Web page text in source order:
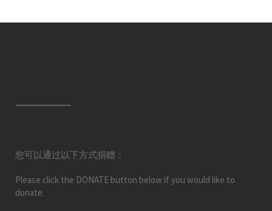
———————–
您可以通过以下方式捐赠：
Please click the DONATE button below if you would like to
donate.